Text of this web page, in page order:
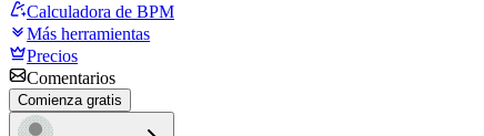
Calculadora de BPM
Más herramientas
Precios
Comentarios
Comienza gratis